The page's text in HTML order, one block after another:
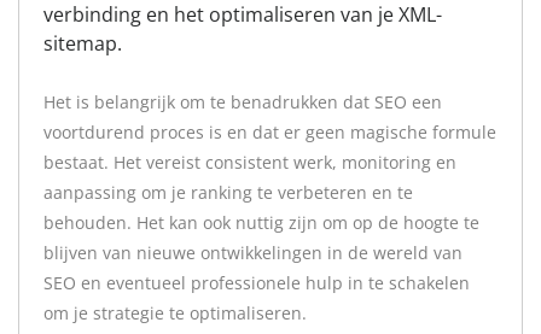
verbinding en het optimaliseren van je XML-
sitemap.
Het is belangrijk om te benadrukken dat SEO een
voortdurend proces is en dat er geen magische formule
bestaat. Het vereist consistent werk, monitoring en
aanpassing om je ranking te verbeteren en te
behouden. Het kan ook nuttig zijn om op de hoogte te
blijven van nieuwe ontwikkelingen in de wereld van
SEO en eventueel professionele hulp in te schakelen
om je strategie te optimaliseren.